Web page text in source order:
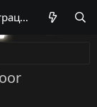
Регистрация